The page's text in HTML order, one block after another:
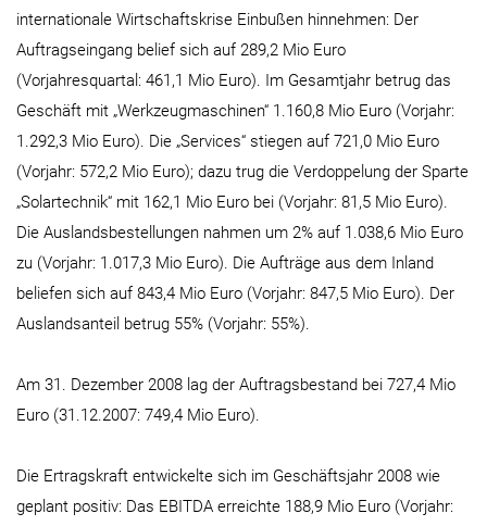
internationale Wirtschaftskrise Einbußen hinnehmen: Der
Auftragseingang belief sich auf 289,2 Mio Euro
(Vorjahresquartal: 461,1 Mio Euro). Im Gesamtjahr betrug das
Geschäft mit „Werkzeugmaschinen“ 1.160,8 Mio Euro (Vorjahr:
1.292,3 Mio Euro). Die „Services“ stiegen auf 721,0 Mio Euro
(Vorjahr: 572,2 Mio Euro); dazu trug die Verdoppelung der Sparte
„Solartechnik“ mit 162,1 Mio Euro bei (Vorjahr: 81,5 Mio Euro).
Die Auslandsbestellungen nahmen um 2% auf 1.038,6 Mio Euro
zu (Vorjahr: 1.017,3 Mio Euro). Die Aufträge aus dem Inland
beliefen sich auf 843,4 Mio Euro (Vorjahr: 847,5 Mio Euro). Der
Auslandsanteil betrug 55% (Vorjahr: 55%).
Am 31. Dezember 2008 lag der Auftragsbestand bei 727,4 Mio
Euro (31.12.2007: 749,4 Mio Euro).
Die Ertragskraft entwickelte sich im Geschäftsjahr 2008 wie
geplant positiv: Das EBITDA erreichte 188,9 Mio Euro (Vorjahr: